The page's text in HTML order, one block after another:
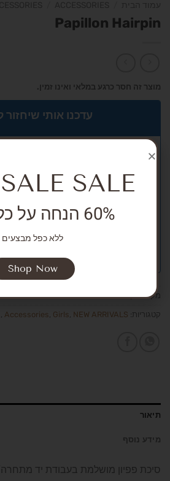
Papillon Hairpin
מוצר זה חסר כרגע במלאי ואינו זמין.
עדכנו אותי שיחזור
מק"ט:אין מידע
קטגוריות: , Accessories, Girls, NEW ARRIVALS
תיאור
מידע נוסף
סיכת פפיון מושלמת בעבודת יד
SALE
60% הנחה על כל האתר
ללא כפל מבצעים
Shop Now